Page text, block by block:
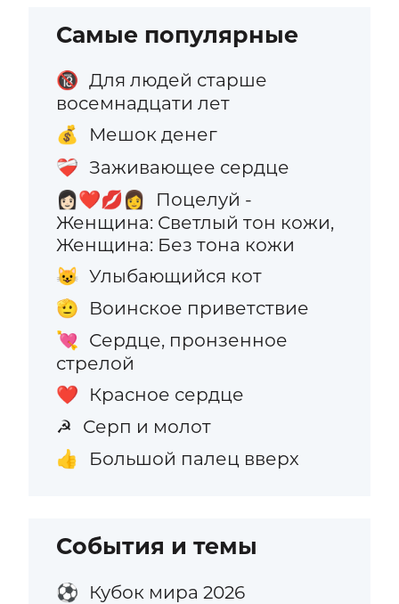
Самые популярные
🔞 Для людей старше
восемнадцати лет
💰 Мешок денег
❤️‍🩹 Заживающее сердце
👩🏻‍❤️‍💋‍👩
Поцелуй -
Женщина: Светлый тон кожи,
Женщина: Без тона кожи
😺 Улыбающийся кот
🫡 Воинское приветствие
💘 Сердце, пронзенное
стрелой
❤️ Красное сердце
☭ Серп и молот
👍 Большой палец вверх
События и темы
⚽ Кубок мира 2026